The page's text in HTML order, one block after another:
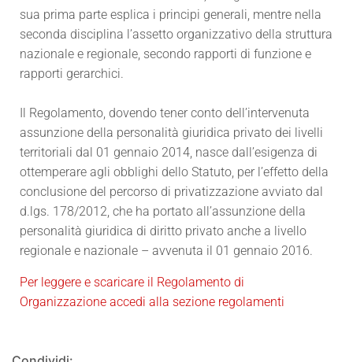
sua prima parte esplica i principi generali, mentre nella
seconda disciplina l’assetto organizzativo della struttura
nazionale e regionale, secondo rapporti di funzione e
rapporti gerarchici.
Il Regolamento, dovendo tener conto dell’intervenuta
assunzione della personalità giuridica privato dei livelli
territoriali dal 01 gennaio 2014, nasce dall’esigenza di
ottemperare agli obblighi dello Statuto, per l’effetto della
conclusione del percorso di privatizzazione avviato dal
d.lgs. 178/2012, che ha portato all’assunzione della
personalità giuridica di diritto privato anche a livello
regionale e nazionale – avvenuta il 01 gennaio 2016.
Per leggere e scaricare il Regolamento di
Organizzazione accedi alla sezione regolamenti